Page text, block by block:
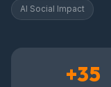
AI Social Impact
+35